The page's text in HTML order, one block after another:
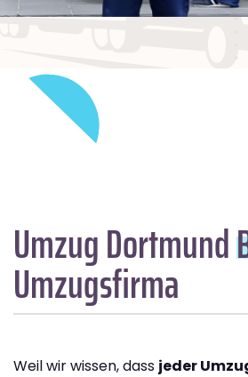
Umzug Dortmund
Umzugsfirma
Weil wir wissen, dass jeder